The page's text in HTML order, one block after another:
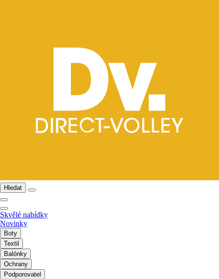
Hledat
Skvělé nabídky
Novinky
Boty
Textil
Balónky
Ochrany
Podporovatel